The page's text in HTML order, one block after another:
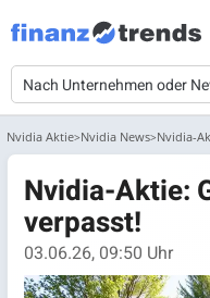
Nvidia Aktie Nvidia News Nvidia-
Nvidia-Aktie:
verpasst!
03.06.26, 09:50 Uhr